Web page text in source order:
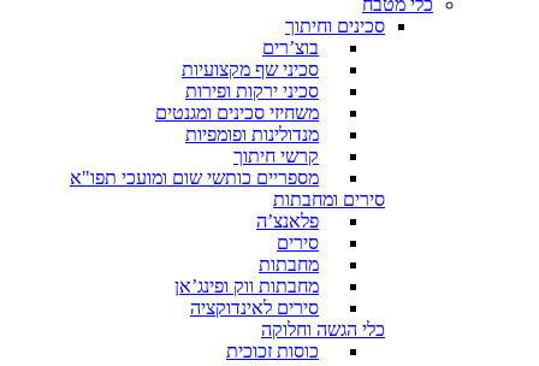
כלי מטבח
סכינים וחיתוך
בוצ’רים
סכיני שף מקצועיות
סכיני ירקות ופירות
משחיזי סכינים ומגנטים
מנדולינות ופומפיות
קרשי חיתוך
מספריים כותשי שום ומועכי תפו"א
סירים ומחבתות
פלאנצ’ה
סירים
מחבתות
מחבתות ווק ופינג’אן
סירים לאינדוקציה
כלי הגשה וחלוקה
כוסות זכוכית